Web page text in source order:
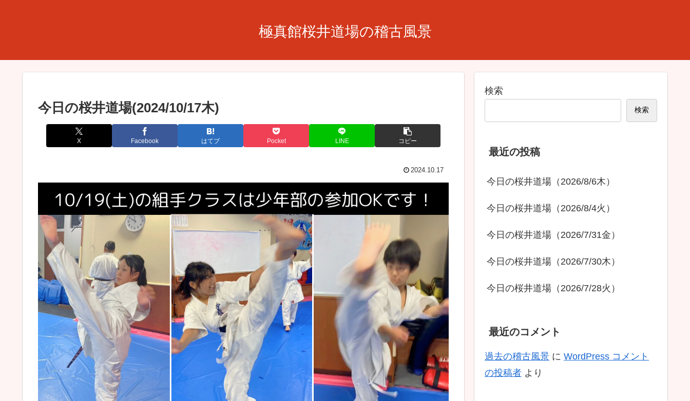
極真館桜井道場の稽古風景
今日の桜井道場(2024/10/17木)
X Facebook はてブ Pocket LINE コピー
2024.10.17
検索
検索
最近の投稿
今日の桜井道場（2026/8/6木）
今日の桜井道場（2026/8/4火）
今日の桜井道場（2026/7/31金）
今日の桜井道場（2026/7/30木）
今日の桜井道場（2026/7/28火）
最近のコメント
過去の稽古風景 に WordPress コメント
の投稿者 より